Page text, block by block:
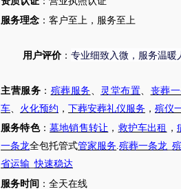
服务理念 ：客户至上，服务至上
用户评价： 专业细致入微，服务温暖
主营服务 ： 殡葬服务 灵堂布置 丧葬
车
火化预约 ， 下葬安葬礼仪服务 ， 殡仪
服务特色：墓地销售转让 ， 救护车出租 ，
一条龙全包托管式管家服务 .殡葬一条龙 _
省运输 _快速稳达
服务时间 ：全天在线